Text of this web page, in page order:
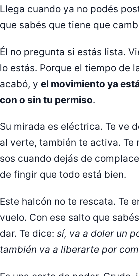
Llega cuando ya no podés
que sabés que tiene que
Él no pregunta si estás lista.
lo estás. Porque el tiempo de
acabó, y el movimiento ya
con o sin tu permiso.
Su mirada es eléctrica. Te ve
al verte, también te activa. Te
sos cuando dejás de
de fingir que todo está bien.
Este halcón no te rescata. Te
vuelo. Con ese salto que
dar. Te dice: sí, va a doler un
también va a liberarte por